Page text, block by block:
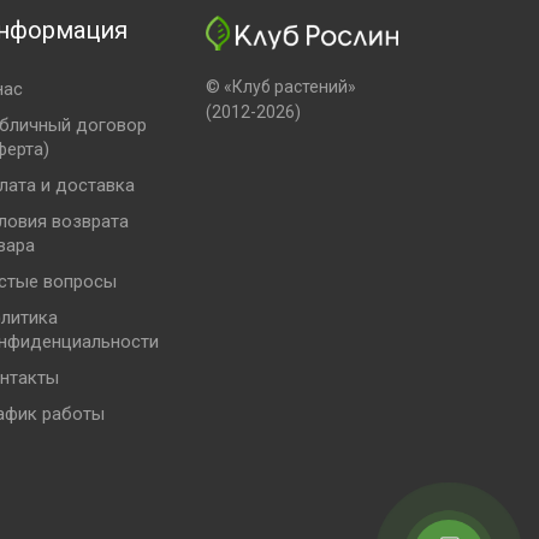
договор
и доставка
возврата
вопросы
работы
© «Клуб растений»
(2012-2026)